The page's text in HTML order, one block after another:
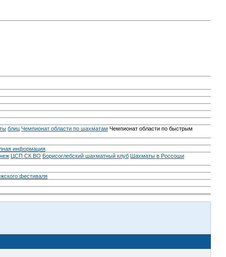
блиц Чемпионат области по шахматам Чемпионат области по быстрым
информация
ЦСП СК ВО Борисоглебский шахматный клуб Шахматы в Россоши
фестиваля